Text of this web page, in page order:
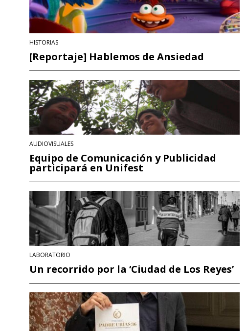
HISTORIAS
[Reportaje] Hablemos de Ansiedad
AUDIOVISUALES
Equipo de Comunicación y Publicidad
participará en Unifest
LABORATORIO
Un recorrido por la ‘Ciudad de Los Reyes’